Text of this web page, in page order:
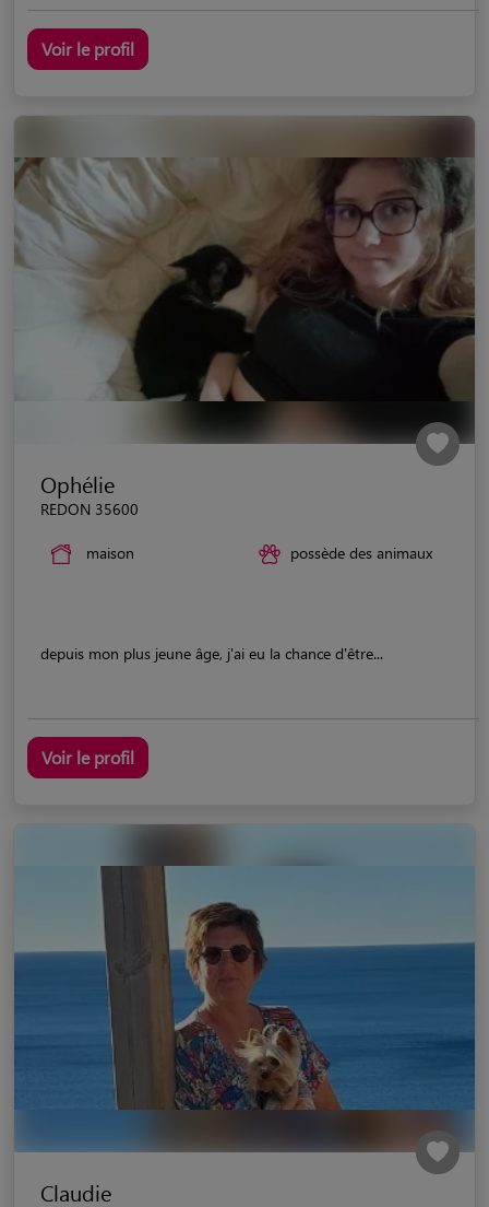
Voir le profil
Ophélie
REDON 35600
maison possède des animaux
depuis mon plus jeune âge, j'ai eu la chance d'être...
Voir le profil
Claudie